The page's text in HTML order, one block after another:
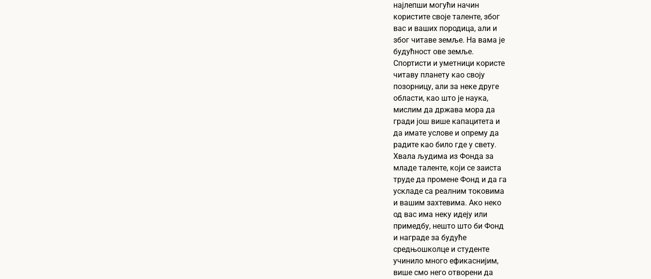
најлепши могући начин
користите своје таленте, због
вас и ваших породица, али и
због читаве земље. На вама је
будућност ове земље.
Спортисти и уметници користе
читаву планету као своју
позорницу, али за неке друге
области, као што је наука,
мислим да држава мора да
гради још више капацитета и
да имате услове и опрему да
радите као било где у свету.
Хвала људима из Фонда за
младе таленте, који се заиста
труде да промене Фонд и да га
ускладе са реалним токовима
и вашим захтевима. Ако неко
од вас има неку идеју или
примедбу, нешто што би Фонд
и награде за будуће
средњошколце и студенте
учинило много ефикаснијим,
више смо него отворени да